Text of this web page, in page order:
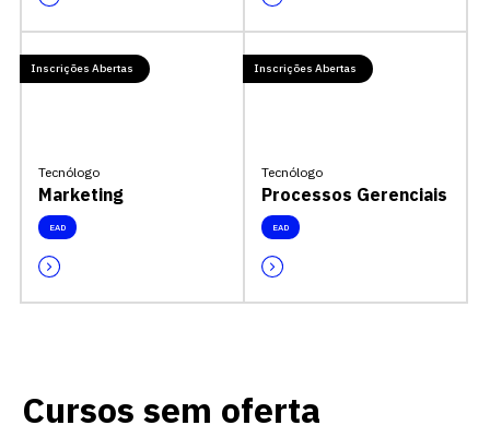
Inscrições Abertas
Tecnólogo
Marketing
EAD
Inscrições Abertas
Tecnólogo
Processos Gerenciais
EAD
Cursos sem oferta